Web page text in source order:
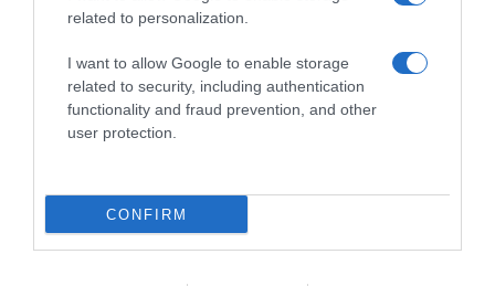
related to personalization.
I want to allow Google to enable storage
related to security, including authentication
functionality and fraud prevention, and other
user protection.
CONFIRM
Informatica |Accessori |Cavi e
accessori |Cavi |Cavi USB
9,49€
Ricarica Rapida 3A QC 3.0 |
Nylon Intrecciato Cavo
Ricarica USB C per Samsung
Galaxy S25/ S24/ S23/ S22,
Elettronica Home Cinema TV e video
Accessori
Velocità Ultra Elevata HDMI®
eARC HDCP2.3 Netflix TV PC